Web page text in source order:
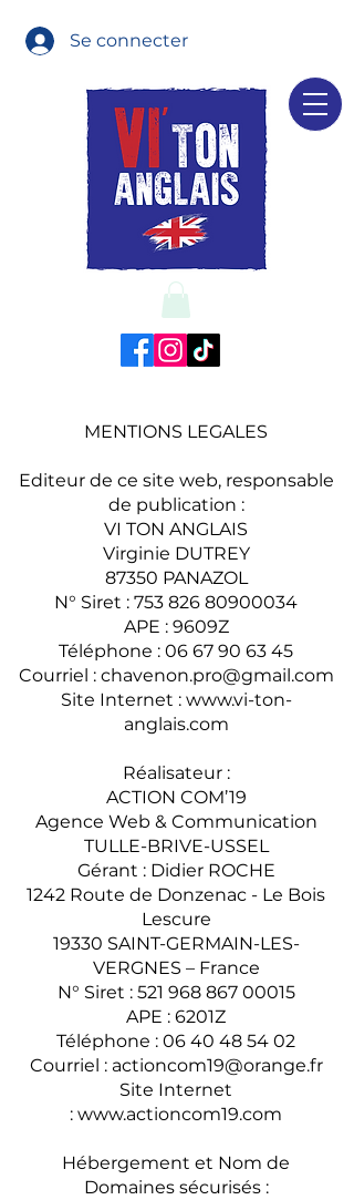
Se connecter
MENTIONS LEGALES
Editeur de ce site web, responsable
de publication :
VI TON ANGLAIS
Virginie DUTREY
87350 PANAZOL
N° Siret : 753 826 80900034
APE : 9609Z
Téléphone : 06 67 90 63 45
Courriel : chavenon.pro@gmail.com
Site Internet : www.vi-ton-
anglais.com
Réalisateur :
ACTION COM’19
Agence Web & Communication
TULLE-BRIVE-USSEL
Gérant : Didier ROCHE
1242 Route de Donzenac - Le Bois
Lescure
19330 SAINT-GERMAIN-LES-
VERGNES – France
N° Siret : 521 968 867 00015
APE : 6201Z
Téléphone : 06 40 48 54 02
Courriel : actioncom19@orange.fr
Site Internet
: www.actioncom19.com
Hébergement et Nom de
Domaines sécurisés :